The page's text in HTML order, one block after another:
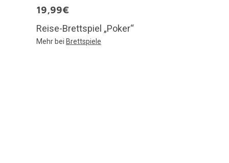
19,99€
Reise-Brettspiel „Poker“
Mehr bei Brettspiele